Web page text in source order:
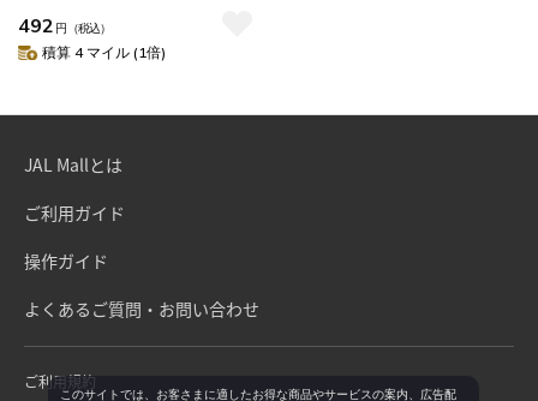
492 円 （税込）
積算 4 マイル (1倍)
JAL Mallとは
ご利用ガイド
操作ガイド
よくあるご質問・お問い合わせ
ご利用規約
このサイトでは、お客さまに適したお得な商品やサービスの案内、広告配